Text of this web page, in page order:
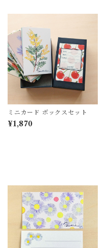
ミニカード ボックスセット
¥1,870